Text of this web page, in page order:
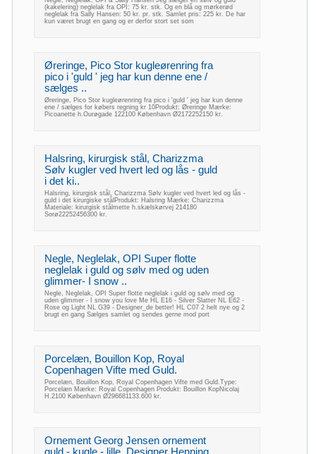
(kakelering) neglelak fra OPI: 75 kr. stk. Og en blå og mørkerød
neglelak fra Sally Hansen: 50 kr. pr. stk. Samlet pris: 225 kr. De har
kun været brugt en gang og er derfor stort set som
Øreringe, Pico Stor kugleørenring fra
pico i 'guld ' jeg har kun denne ene /
sælges ..
Øreringe, Pico Stor kugleørenring fra pico i 'guld ' jeg har kun denne
ene / sælges for købers regning kr 10Produkt: Øreringe Mærke:
Picoanette h.Ourøgade 122100 København Ø2172252150 kr.
Halsring, kirurgisk stål, Charizzma
Sølv kugler ved hvert led og lås - guld
i det ki..
Halsring, kirurgisk stål, Charizzma Sølv kugler ved hvert led og lås -
guld i det kirurgiske stålProdukt: Halsring Mærke: Charizzma
Materiale: kirurgisk stålmette h.skælskørvej 214180
Sorø22252456300 kr.
Negle, Neglelak, OPI Super flotte
neglelak i guld og sølv med og uden
glimmer- I snow ..
Negle, Neglelak, OPI Super flotte neglelak i guld og sølv med og
uden glimmer - I snow you love Me HL E16 - Silver Slatter NL E62 -
Rose og Light NL G39 - Designer_de better! HL C07 2 helt nye og 2
brugt en gang Sælges samlet og sendes gerne mod port
Porcelæn, Bouillon Kop, Royal
Copenhagen Vifte med Guld.
Porcelæn, Bouillon Kop, Royal Copenhagen Vifte med Guld.Type:
Porcelæn Mærke: Royal Copenhagen Produkt: Bouillon KopNicolaj
H.2100 København Ø296681133.600 kr.
Ornement Georg Jensen ornement